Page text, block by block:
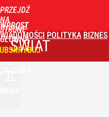
PRZEJDŹ
NA
STRONĘ
GŁÓWNĄ
WPROST
WIADOMOŚCI POLITYKA BIZNES
ŚWIAT